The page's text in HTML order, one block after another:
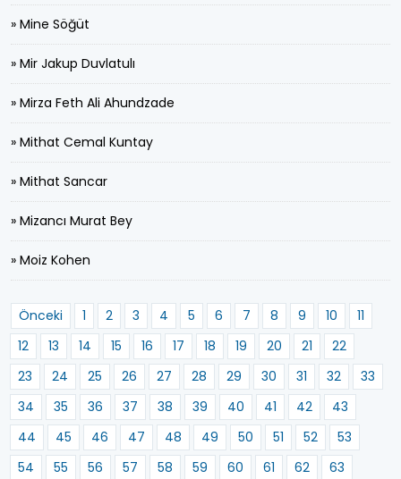
» Mine Söğüt
» Mir Jakup Duvlatulı
» Mirza Feth Ali Ahundzade
» Mithat Cemal Kuntay
» Mithat Sancar
» Mizancı Murat Bey
» Moiz Kohen
Önceki 1 2 3 4 5 6 7 8 9 10
11
12
13 14 15 16 17 18 19 20 21
22
23
24 25 26 27 28 29 30 31 32
33
34
35 36 37 38 39 40 41 42
43
44
45 46 47 48 49 50 51 52
53
54
55 56 57 58 59 60 61 62
63